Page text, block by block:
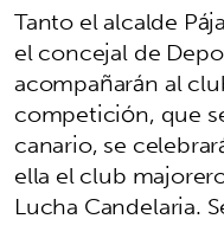
Tanto el alcalde
el concejal de
acompañarán al
competición, que
canario, se
ella el club
Lucha Candelaria.